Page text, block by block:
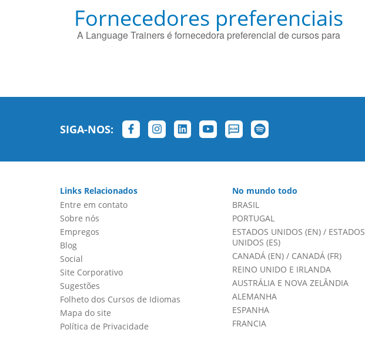
Fornecedores preferenciais
A Language Trainers é fornecedora preferencial de cursos para
SIGA-NOS:
Links Relacionados
Entre em contato
Sobre nós
Empregos
Blog
Social
Site Corporativo
Sugestões
Folheto dos Cursos de Idiomas
Mapa do site
Política de Privacidade
No mundo todo
BRASIL
PORTUGAL
ESTADOS UNIDOS (EN)/ ESTADOS
UNIDOS (ES)
CANADÁ (EN)/ CANADÁ (FR)
REINO UNIDO E IRLANDA
AUSTRÁLIA E NOVA ZELÂNDIA
ALEMANHA
ESPANHA
FRANCIA